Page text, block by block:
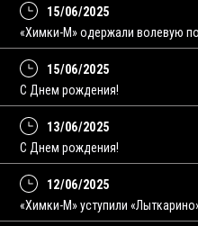
15/06/2025
«Химки-М» одержали волевую
15/06/2025
С Днем рождения!
13/06/2025
C Днем рождения!
12/06/2025
«Химки-М» уступили